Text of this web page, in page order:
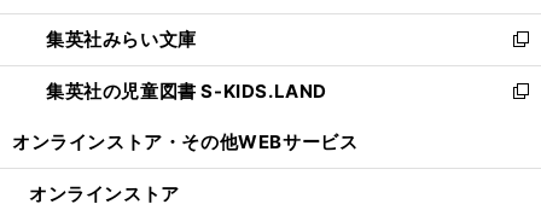
開
く
ウ
で
開
く
ン
ド
ウ
で
ウ
ィ
ン
ド
開
集英社みらい文庫
新
し
い
ン
集英社の児童図書 S-KIDS.LAND
新
ウ
オンラインストア・ その他WEBサービス
オンラインストア